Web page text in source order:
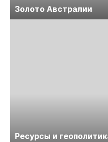
Золото Австралии
Ресурсы и